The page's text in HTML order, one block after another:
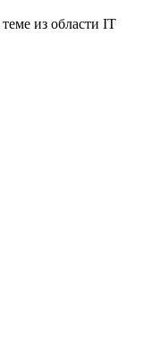
из области IT